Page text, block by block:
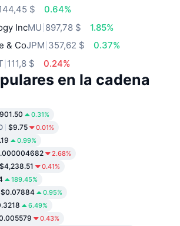
$
0.64%
IncMU 897,78 $
1.85%
& CoJPM 357,62 $
0.37%
111,8 $ 0.24%
en la cadena
0.31%
$9.75 0.01%
0.99%
2.68%
$4,238.51 0.41%
189.45%
$0.07884 0.95%
6.49%
0.43%